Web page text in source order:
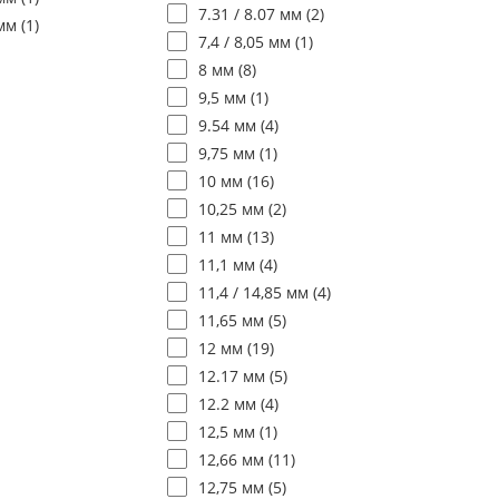
(1)
7.31 / 8.07 мм (2)
7,4 / 8,05 мм (1)
8 мм (8)
9,5 мм (1)
9.54 мм (4)
9,75 мм (1)
10 мм (16)
10,25 мм (2)
11 мм (13)
11,1 мм (4)
11,4 / 14,85 мм (4)
11,65 мм (5)
12 мм (19)
12.17 мм (5)
12.2 мм (4)
12,5 мм (1)
12,66 мм (11)
12,75 мм (5)